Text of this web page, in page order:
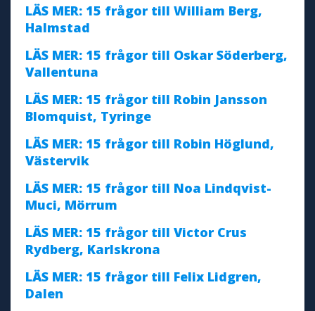
LÄS MER: 15 frågor till William Berg,
Halmstad
LÄS MER: 15 frågor till Oskar Söderberg,
Vallentuna
LÄS MER: 15 frågor till Robin Jansson
Blomquist, Tyringe
LÄS MER: 15 frågor till Robin Höglund,
Västervik
LÄS MER: 15 frågor till Noa Lindqvist-
Muci, Mörrum
LÄS MER: 15 frågor till Victor Crus
Rydberg, Karlskrona
LÄS MER: 15 frågor till Felix Lidgren,
Dalen